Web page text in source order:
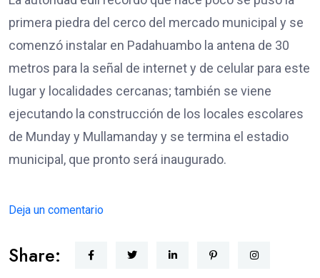
primera piedra del cerco del mercado municipal y se
comenzó instalar en Padahuambo la antena de 30
metros para la señal de internet y de celular para este
lugar y localidades cercanas; también se viene
ejecutando la construcción de los locales escolares
de Munday y Mullamanday y se termina el estadio
municipal, que pronto será inaugurado.
Deja un comentario
Share: